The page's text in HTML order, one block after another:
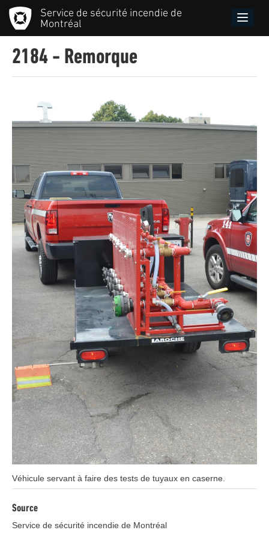
Aller
au
contenu
Service de sécurité incendie de
Montréal
Toggle
2184 - Remorque
Légende
Véhicule servant à faire des tests de tuyaux en caserne.
Source
Service de sécurité incendie de Montréal